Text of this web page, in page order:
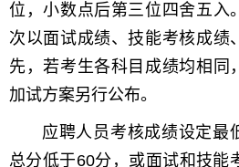
位，小数点后第三位四舍五入
次以面试成绩、技能考核成绩
先，若考生各科目成绩均相同
加试方案另行公布。
应聘人员考核成绩设定最
总分低于60分，或面试和技能